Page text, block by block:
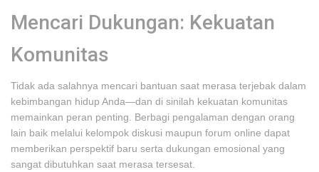
Mencari Dukungan: Kekuatan
Komunitas
Tidak ada salahnya mencari bantuan saat merasa terjebak dalam
kebimbangan hidup Anda—dan di sinilah kekuatan komunitas
memainkan peran penting. Berbagi pengalaman dengan orang
lain baik melalui kelompok diskusi maupun forum online dapat
memberikan perspektif baru serta dukungan emosional yang
sangat dibutuhkan saat merasa tersesat.